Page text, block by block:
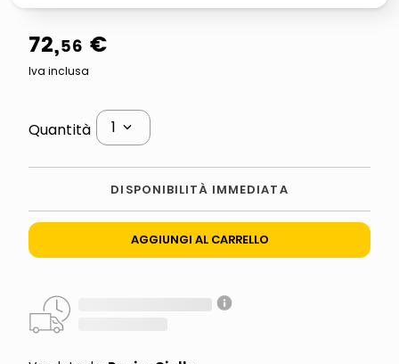
72,56 €
Iva inclusa
Quantità 1
DISPONIBILITÀ IMMEDIATA
AGGIUNGI AL CARRELLO